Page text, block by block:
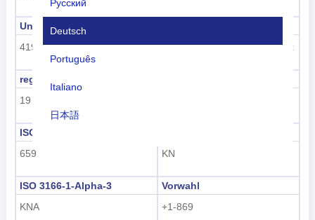
Русский
Deutsch
Português
Italiano
日本語
Indonesian
Unterregionscode
419
Lateinamerika und die Karibik
regioncode
19
ISO 3166-1 numerisch
659
KN
ISO 3166-1-Alpha-3
KNA
Vorwahl
+1-869